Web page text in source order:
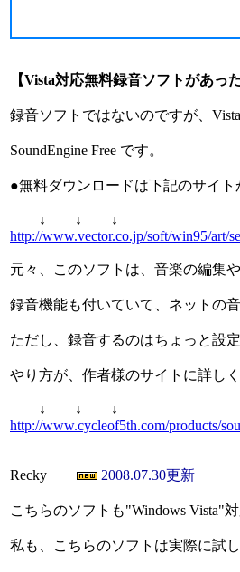
【Vista対応無料録音ソフトがあっ
録音ソフトではないのですが、
SoundEngine Free です。
●無料ダウンロードは下記のサイト
↓ ↓ ↓
http://www.vector.co.jp/soft/win95/art/
元々、このソフトは、音楽の編集
録音機能も付いていて、ネットの
ただし、録音するのはちょっと設
やり方が、作者様のサイトに詳し
↓ ↓ ↓
http://www.cycleof5th.com/products/
Recky 2008.07.30更新
こちらのソフトも"Windows Vista"
私も、こちらのソフトは実際に試